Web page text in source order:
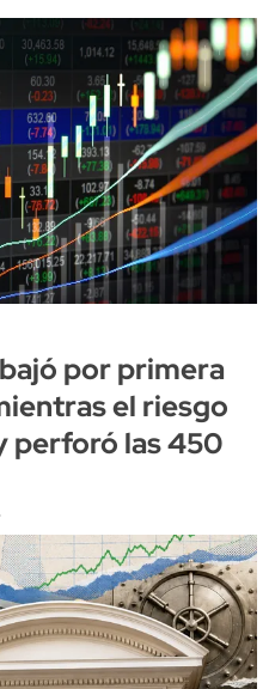
por primera
el riesgo
perforó las 450